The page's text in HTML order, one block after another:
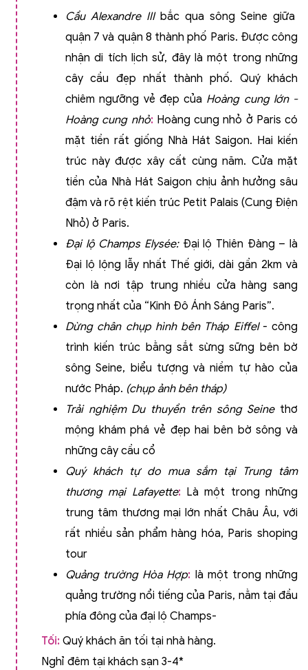
Cầu Alexandre III bắc qua sông Seine giữa
quận 7 và quận 8 thành phố Paris. Được công
nhận di tích lịch sử, đây là một trong những
cây cầu đẹp nhất thành phố. Quý khách
chiêm ngưỡng vẻ đẹp của Hoàng cung lớn -
Hoàng cung nhỏ:Hoàng cung nhỏ ở Paris có
mặt tiền rất giống Nhà Hát Saigon. Hai kiến
trúc này được xây cất cùng năm. Cửa mặt
tiền của Nhà Hát Saigon chịu ảnh hưởng sâu
đậm và rõ rệt kiến trúc Petit Palais (Cung Điện
Nhỏ) ở Paris.
Ðại lộ Champs Elysée:Đại lộ Thiên Đàng – là
Đại lộ lộng lẫy nhất Thế giới, dài gần 2km và
còn là nơi tập trung nhiều cửa hàng sang
trọng nhất của “Kinh Đô Ánh Sáng Paris”.
Dừng chân chụp hình bên Tháp Eiffel - công
trình kiến trúc bằng sắt sừng sững bên bờ
sông Seine, biểu tượng và niềm tự hào của
nước Pháp. (chụp ảnh bên tháp)
Trải nghiệm Du thuyền trên sông Seine thơ
mộng khám phá vẻ đẹp hai bên bờ sông và
những cây cầu cổ
Quý khách tự do mua sắm tại Trung tâm
thương mại Lafayette: Là một trong những
trung tâm thương mại lớn nhất Châu Âu, với
rất nhiều sản phẩm hàng hóa, Paris shoping
tour
Quảng trường Hòa Hợp: là một trong những
quảng trường nổi tiếng của Paris, nằm tại đầu
phía đông của đại lộ Champs-
Tối:Quý khách ăn tối tại nhà hàng.
Nghỉ đêm tại khách sạn 3-4*